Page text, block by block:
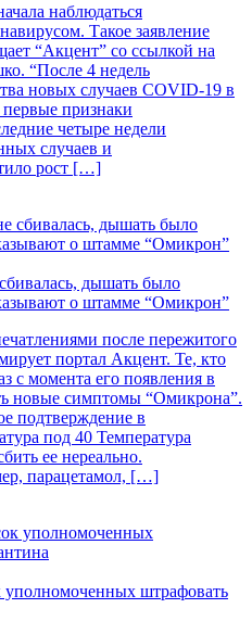
наблюдаться
Такое заявление
“Акцент” со ссылкой на
“После 4 недель
новых случаев COVID-19 в
признаки
четыре недели
случаев и
рост […]
дышать было
о штамме “Омикрон”
после пережитого
портал Акцент. Те, кто
с момента его появления в
новые симптомы “Омикрона”.
подтверждение в
под 40 Температура
ее нереально.
парацетамол, […]
штрафовать